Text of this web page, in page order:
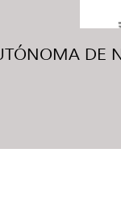
DE